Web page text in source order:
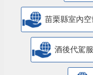
苗栗縣室內
酒後代駕